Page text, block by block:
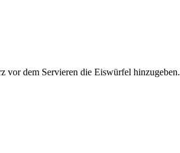
vor dem Servieren die Eiswürfel hinzugeben.